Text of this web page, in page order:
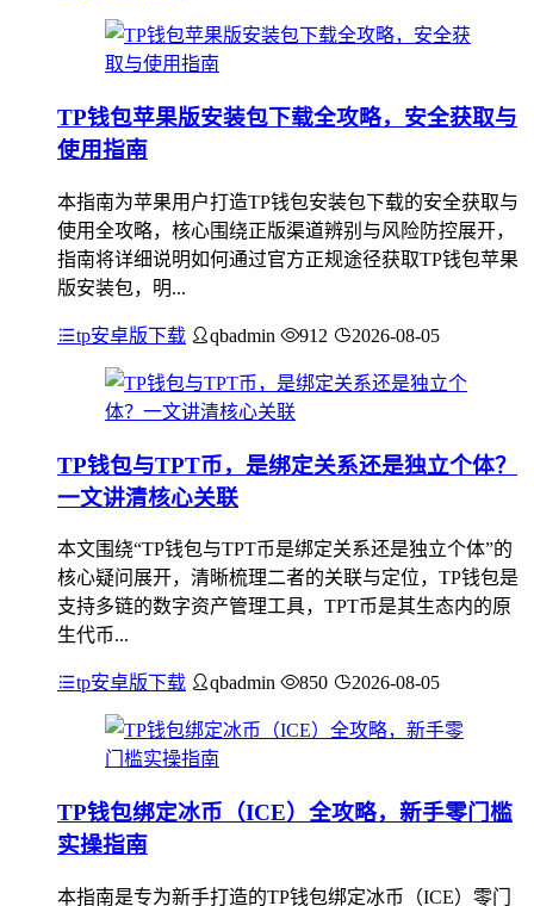
TP钱包苹果版安装包下载全攻略，安全获取与
使用指南
本指南为苹果用户打造TP钱包安装包下载的安全获取与
使用全攻略，核心围绕正版渠道辨别与风险防控展开，
指南将详细说明如何通过官方正规途径获取TP钱包苹果
版安装包，明...
tp安卓版下载 qbadmin 912 2026-08-05
TP钱包与TPT币，是绑定关系还是独立个体？
一文讲清核心关联
本文围绕“TP钱包与TPT币是绑定关系还是独立个体”的
核心疑问展开，清晰梳理二者的关联与定位，TP钱包是
支持多链的数字资产管理工具，TPT币是其生态内的原
生代币...
tp安卓版下载 qbadmin 850 2026-08-05
TP钱包绑定冰币（ICE）全攻略，新手零门槛
实操指南
本指南是专为新手打造的TP钱包绑定冰币（ICE）零门